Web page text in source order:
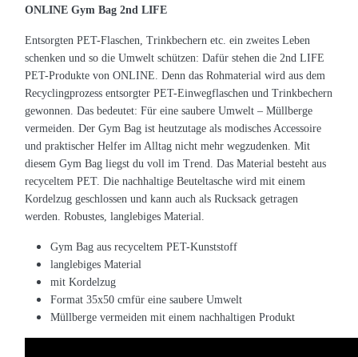
ONLINE Gym Bag 2nd LIFE
Entsorgten PET-Flaschen, Trinkbechern etc. ein zweites Leben
schenken und so die Umwelt schützen: Dafür stehen die 2nd LIFE
PET-Produkte von ONLINE. Denn das Rohmaterial wird aus dem
Recyclingprozess entsorgter PET-Einwegflaschen und Trinkbechern
gewonnen. Das bedeutet: Für eine saubere Umwelt – Müllberge
vermeiden. Der Gym Bag ist heutzutage als modisches Accessoire
und praktischer Helfer im Alltag nicht mehr wegzudenken. Mit
diesem Gym Bag liegst du voll im Trend. Das Material besteht aus
recyceltem PET. Die nachhaltige Beuteltasche wird mit einem
Kordelzug geschlossen und kann auch als Rucksack getragen
werden. Robustes, langlebiges Material.
Gym Bag aus recyceltem PET-Kunststoff
langlebiges Material
mit Kordelzug
Format 35x50 cmfür eine saubere Umwelt
Müllberge vermeiden mit einem nachhaltigen Produkt